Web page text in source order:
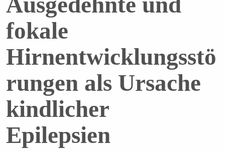
fokale
Hirnentwicklungsstö
rungen als Ursache
kindlicher
Epilepsien